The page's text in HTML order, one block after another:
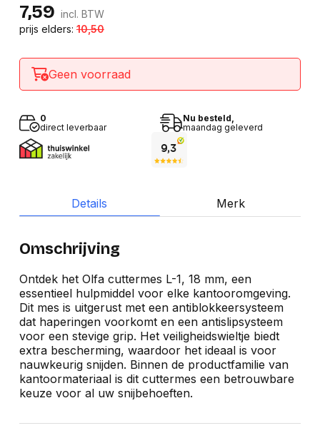
7,59 incl. BTW
prijs elders:10,50
Geen voorraad
0
direct leverbaar
Nu besteld,
maandag geleverd
Details Merk
Omschrijving
Ontdek het Olfa cuttermes L-1, 18 mm, een
essentieel hulpmiddel voor elke kantooromgeving.
Dit mes is uitgerust met een antiblokkeersysteem
dat haperingen voorkomt en een antislipsysteem
voor een stevige grip. Het veiligheidswieltje biedt
extra bescherming, waardoor het ideaal is voor
nauwkeurig snijden. Binnen de productfamilie van
kantoormateriaal is dit cuttermes een betrouwbare
keuze voor al uw snijbehoeften.